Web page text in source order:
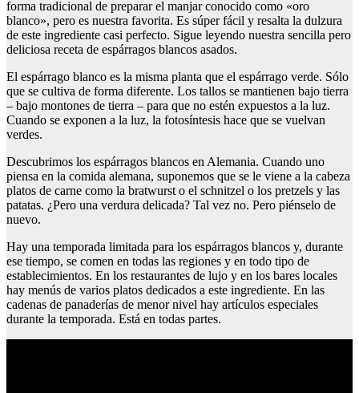
forma tradicional de preparar el manjar conocido como «oro
blanco», pero es nuestra favorita. Es súper fácil y resalta la dulzura
de este ingrediente casi perfecto. Sigue leyendo nuestra sencilla pero
deliciosa receta de espárragos blancos asados.
El espárrago blanco es la misma planta que el espárrago verde. Sólo
que se cultiva de forma diferente. Los tallos se mantienen bajo tierra
– bajo montones de tierra – para que no estén expuestos a la luz.
Cuando se exponen a la luz, la fotosíntesis hace que se vuelvan
verdes.
Descubrimos los espárragos blancos en Alemania. Cuando uno
piensa en la comida alemana, suponemos que se le viene a la cabeza
platos de carne como la bratwurst o el schnitzel o los pretzels y las
patatas. ¿Pero una verdura delicada? Tal vez no. Pero piénselo de
nuevo.
Hay una temporada limitada para los espárragos blancos y, durante
ese tiempo, se comen en todas las regiones y en todo tipo de
establecimientos. En los restaurantes de lujo y en los bares locales
hay menús de varios platos dedicados a este ingrediente. En las
cadenas de panaderías de menor nivel hay artículos especiales
durante la temporada. Está en todas partes.